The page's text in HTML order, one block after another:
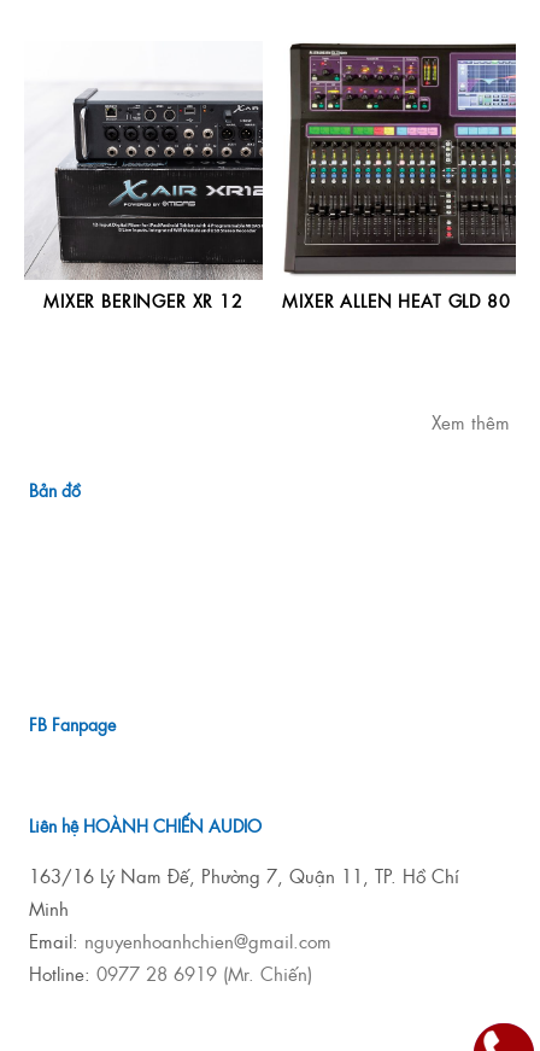
MIXER BERINGER XR 12 MIXER ALLEN HEAT GLD 80
Xem thêm
Bản đồ
FB Fanpage
Liên hệ HOÀNH CHIẾN AUDIO
163/16 Lý Nam Đế, Phường 7, Quận 11, TP. Hồ Chí
Minh
Email: nguyenhoanhchien@gmail.com
Hotline: 0977 28 6919 (Mr. Chiến)